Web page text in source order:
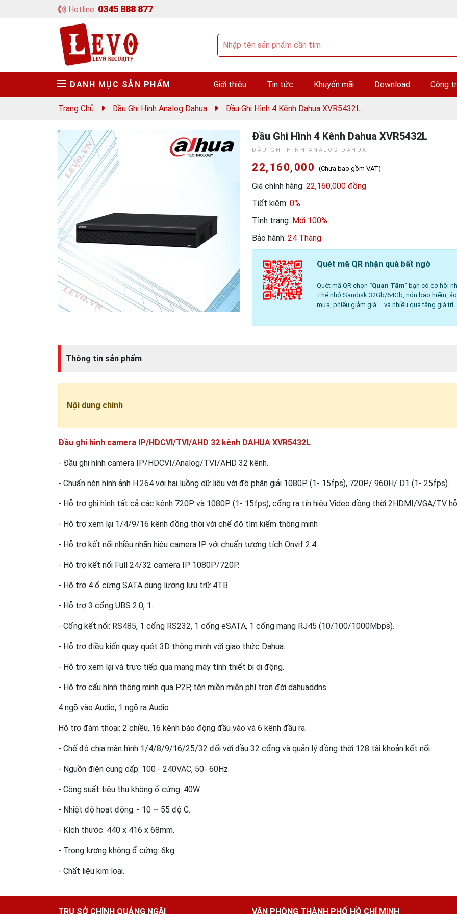
Hotline: 0345 888 877
DANH MỤC SẢN PHẨM Giới thiệu Tin tức Khuyến mãi Download Công
Trang Chủ Đầu Ghi Hình Analog Dahua Đầu Ghi Hình 4 Kênh Dahua XVR5432L
Đầu Ghi Hình 4 Kênh Dahua XVR5432L
ĐẦU GHI HÌNH ANALOG DAHUA
22,160,000 (Chưa bao gồm VAT)
Giá chính hàng: 22,160,000 đồng
Tiết kiệm: 0%
Tình trạng: Mới 100%
Bảo hành: 24 Tháng
Quét mã QR nhận quà bất ngờ
Quét mã QR chọn "Quan Tâm" bạn có cơ hội
Thẻ nhớ Sandisk 32Gb/64Gb, nón bảo hiểm, áo
mưa, phiếu giảm giá.... và nhiều quà tặng giá trị
Thông tin sản phẩm
Nội dung chính
Đầu ghi hình camera IP/HDCVI/TVI/AHD 32 kênh DAHUA XVR5432L
- Đầu ghi hình camera IP/HDCVI/Analog/TVI/AHD 32 kênh.
- Chuẩn nén hình ảnh H.264 với hai luồng dữ liệu với độ phân giải 1080P (1- 15fps), 720P/ 960H/ D1 (1- 25fps).
- Hỗ trợ ghi hình tất cả các kênh 720P và 1080P (1- 15fps), cổng ra tín hiệu Video đồng thời 2HDMI/VGA/TV
- Hỗ trợ xem lại 1/4/9/16 kênh đồng thời với chế độ tìm kiếm thông minh
- Hỗ trợ kết nối nhiều nhãn hiệu camera IP với chuẩn tương tích Onvif 2.4
- Hỗ trợ kết nối Full 24/32 camera IP 1080P/720P.
- Hỗ trợ 4 ổ cứng SATA dung lượng lưu trữ 4TB.
- Hỗ trợ 3 cổng UBS 2.0, 1.
- Cổng kết nối: RS485, 1 cổng RS232, 1 cổng eSATA, 1 cổng mạng RJ45 (10/100/1000Mbps).
- Hỗ trợ điều kiển quay quét 3D thông minh với giao thức Dahua.
- Hỗ trợ xem lại và trực tiếp qua mạng máy tính thiết bị di động.
- Hỗ trợ cấu hình thông minh qua P2P, tên miền miễn phí trọn đời dahuaddns.
4 ngõ vào Audio, 1 ngõ ra Audio.
Hỗ trợ đàm thoại: 2 chiều, 16 kênh báo động đầu vào và 6 kênh đầu ra.
- Chế độ chia màn hình 1/4/8/9/16/25/32 đối với đầu 32 cổng và quản lý đồng thời 128 tài khoản kết nối.
- Nguồn điện cung cấp: 100 - 240VAC, 50- 60Hz.
- Công suất tiêu thụ không ổ cứng: 40W.
- Nhiệt độ hoạt động: - 10 ~ 55 độ C.
- Kích thước: 440 x 416 x 68mm.
- Trọng lượng không ổ cứng: 6kg.
- Chất liệu kim loại.
TRỤ SỞ CHÍNH QUẢNG NGÃI VĂN PHÒNG THÀNH PHỐ HỒ CHÍ MINH